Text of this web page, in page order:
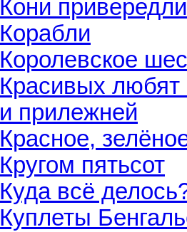
Кони
Корабли
Королевское
Красивых
и прилежней
Красное,
Кругом пятьсот
Куда всё
Куплеты